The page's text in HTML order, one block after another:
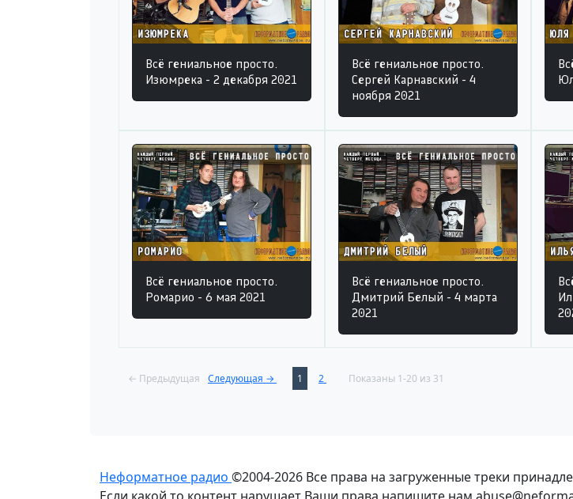
Всё гениальное просто.
Изюмрека - 2 декабря 2021
Всё гениальное просто.
Сергей Карнавский - 4
ноября 2021
Всё гениальное просто.
Ромарио - 6 мая 2021
Всё гениальное просто.
Дмитрий Белый - 4 марта
2021
← Предыдущая Следующая → 1 2 Показаны 1-20 из 31
Неформатное радио ©2004-2026 Все права на загруженные треки